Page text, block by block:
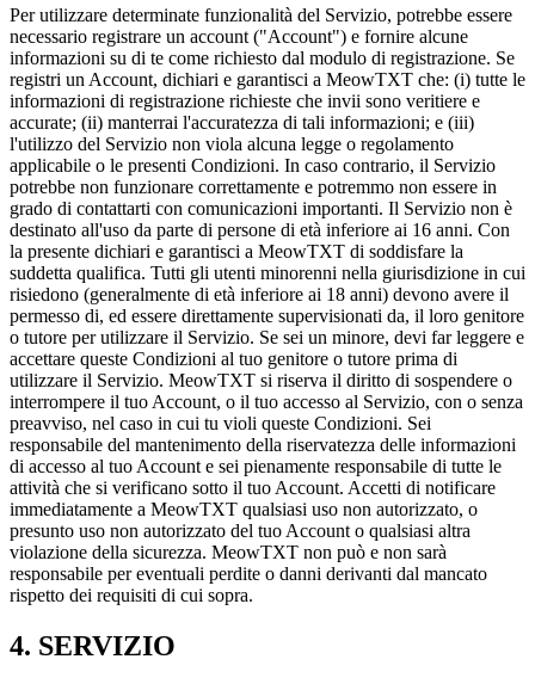
Per utilizzare determinate funzionalità del Servizio, potrebbe essere
necessario registrare un account ("Account") e fornire alcune
informazioni su di te come richiesto dal modulo di registrazione. Se
registri un Account, dichiari e garantisci a MeowTXT che: (i) tutte le
informazioni di registrazione richieste che invii sono veritiere e
accurate; (ii) manterrai l'accuratezza di tali informazioni; e (iii)
l'utilizzo del Servizio non viola alcuna legge o regolamento
applicabile o le presenti Condizioni. In caso contrario, il Servizio
potrebbe non funzionare correttamente e potremmo non essere in
grado di contattarti con comunicazioni importanti. Il Servizio non è
destinato all'uso da parte di persone di età inferiore ai 16 anni. Con
la presente dichiari e garantisci a MeowTXT di soddisfare la
suddetta qualifica. Tutti gli utenti minorenni nella giurisdizione in cui
risiedono (generalmente di età inferiore ai 18 anni) devono avere il
permesso di, ed essere direttamente supervisionati da, il loro genitore
o tutore per utilizzare il Servizio. Se sei un minore, devi far leggere e
accettare queste Condizioni al tuo genitore o tutore prima di
utilizzare il Servizio. MeowTXT si riserva il diritto di sospendere o
interrompere il tuo Account, o il tuo accesso al Servizio, con o senza
preavviso, nel caso in cui tu violi queste Condizioni. Sei
responsabile del mantenimento della riservatezza delle informazioni
di accesso al tuo Account e sei pienamente responsabile di tutte le
attività che si verificano sotto il tuo Account. Accetti di notificare
immediatamente a MeowTXT qualsiasi uso non autorizzato, o
presunto uso non autorizzato del tuo Account o qualsiasi altra
violazione della sicurezza. MeowTXT non può e non sarà
responsabile per eventuali perdite o danni derivanti dal mancato
rispetto dei requisiti di cui sopra.
4. SERVIZIO